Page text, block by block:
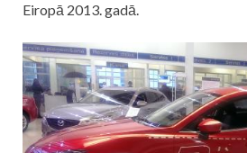
Eiropā 2013. gadā.